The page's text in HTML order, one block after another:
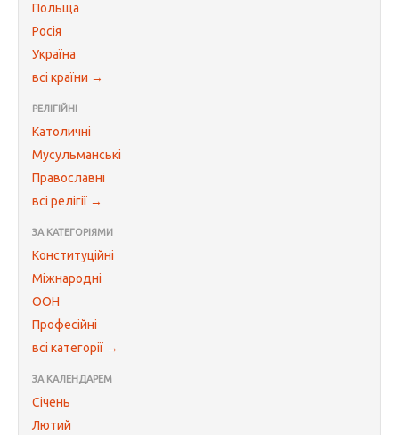
Польща
Росія
Україна
всі країни →
РЕЛІГІЙНІ
Католичні
Мусульманські
Православні
всі релігії →
ЗА КАТЕГОРІЯМИ
Конституційні
Міжнародні
ООН
Професійні
всі категорії →
ЗА КАЛЕНДАРЕМ
Січень
Лютий